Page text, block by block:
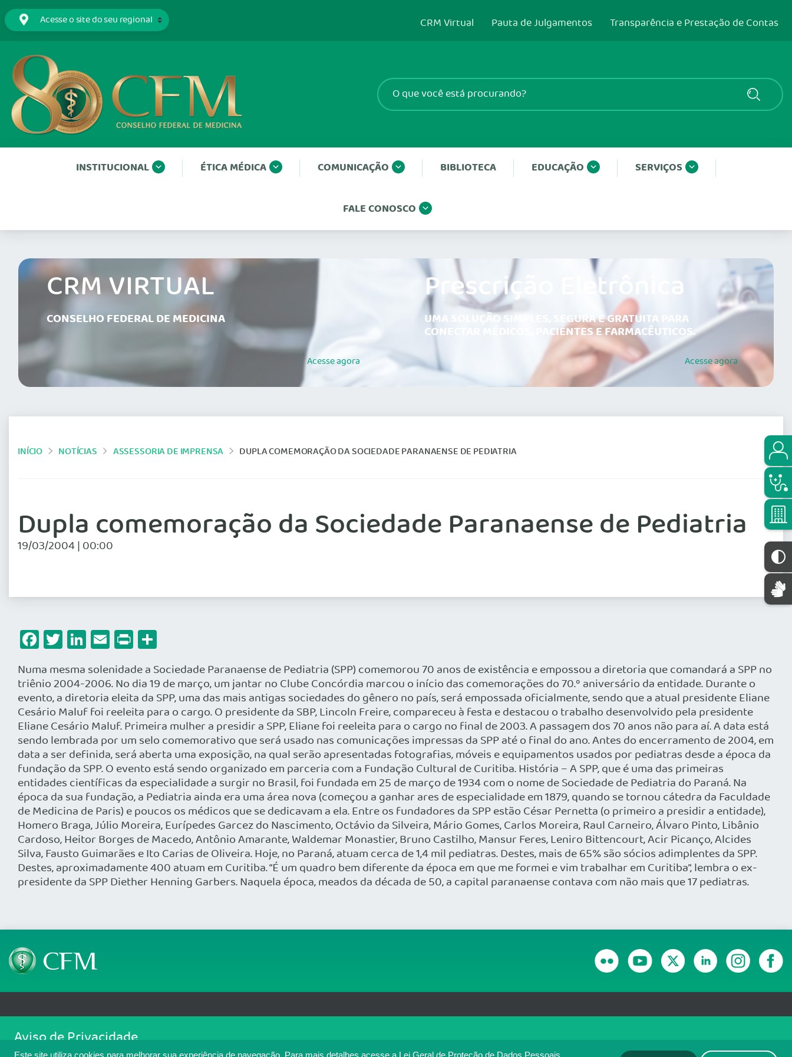
CRM Virtual Pauta de Julgamentos Transparência e Prestação de Contas
INSTITUCIONAL ÉTICA MÉDICA COMUNICAÇÃO BIBLIOTECA EDUCAÇÃO SERVIÇOS
FALE CONOSCO
CRM VIRTUAL
CONSELHO FEDERAL DE MEDICINA
Acesseagora
Prescrição Eletrônica
UMA SOLUÇÃO SIMPLES, SEGURA E GRATUITA PARA
CONECTAR MÉDICOS, PACIENTES E FARMACÊUTICOS.
Acesseagora
INÍCIO NOTÍCIAS ASSESSORIA DE IMPRENSA DUPLA COMEMORAÇÃO DA SOCIEDADE PARANAENSE DE PEDIATRIA
Dupla comemoração da Sociedade Paranaense de Pediatria
19/03/2004 | 00:00
Facebook
Twitter
LinkedIn
Email
Print
Numa mesma solenidade a Sociedade Paranaense de Pediatria (SPP) comemorou 70 anos de existência e empossou a diretoria que comandará a SPP no
triênio 2004-2006. No dia 19 de março, um jantar no Clube Concórdia marcou o início das comemorações do 70.º aniversário da entidade. Durante o
evento, a diretoria eleita da SPP, uma das mais antigas sociedades do gênero no país, será empossada oficialmente, sendo que a atual presidente Eliane
Cesário Maluf foi reeleita para o cargo. O presidente da SBP, Lincoln Freire, compareceu à festa e destacou o trabalho desenvolvido pela presidente
Eliane Cesário Maluf. Primeira mulher a presidir a SPP, Eliane foi reeleita para o cargo no final de 2003. A passagem dos 70 anos não para aí. A data está
sendo lembrada por um selo comemorativo que será usado nas comunicações impressas da SPP até o final do ano. Antes do encerramento de 2004, em
data a ser definida, será aberta uma exposição, na qual serão apresentadas fotografias, móveis e equipamentos usados por pediatras desde a época da
fundação da SPP. O evento está sendo organizado em parceria com a Fundação Cultural de Curitiba. História – A SPP, que é uma das primeiras
entidades científicas da especialidade a surgir no Brasil, foi fundada em 25 de março de 1934 com o nome de Sociedade de Pediatria do Paraná. Na
época da sua fundação, a Pediatria ainda era uma área nova (começou a ganhar ares de especialidade em 1879, quando se tornou cátedra da Faculdade
de Medicina de Paris) e poucos os médicos que se dedicavam a ela. Entre os fundadores da SPP estão César Pernetta (o primeiro a presidir a entidade),
Homero Braga, Júlio Moreira, Eurípedes Garcez do Nascimento, Octávio da Silveira, Mário Gomes, Carlos Moreira, Raul Carneiro, Álvaro Pinto, Libânio
Cardoso, Heitor Borges de Macedo, Antônio Amarante, Waldemar Monastier, Bruno Castilho, Mansur Feres, Leniro Bittencourt, Acir Picanço, Alcides
Silva, Fausto Guimarães e Ito Carias de Oliveira. Hoje, no Paraná, atuam cerca de 1,4 mil pediatras. Destes, mais de 65% são sócios adimplentes da SPP.
Destes, aproximadamente 400 atuam em Curitiba. “É um quadro bem diferente da época em que me formei e vim trabalhar em Curitiba”, lembra o ex-
presidente da SPP Diether Henning Garbers. Naquela época, meados da década de 50, a capital paranaense contava com não mais que 17 pediatras.
SGAS 616, Conjunto D, Lote 115, L2 Sul, Brasília/DF - CEP: 70200-760 - CNPJ: 33.583.550/0001-30
Copyright 2026 CFM. Todos os direitos reservados.
Aviso de Privacidade
Nós usamos cookies para melhorar sua experiência de navegação no portal. Ao utilizar o Portal Médico, você concorda com a política de monitoramento de